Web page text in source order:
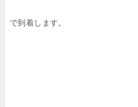
で到着します。